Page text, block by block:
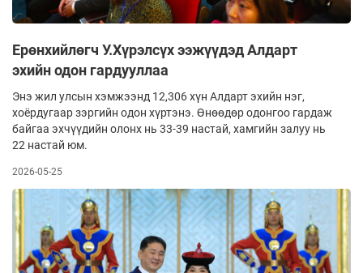
Ерөнхийлөгч У.Хүрэлсүх ээжүүдэд Алдарт
эхийн одон гардууллаа
Энэ жил улсын хэмжээнд 12,306 хүн Алдарт эхийн нэг,
хоёрдугаар зэргийн одон хүртэнэ. Өнөөдөр одонгоо гардаж
байгаа эхчүүдийн олонх нь 33-39 настай, хамгийн залуу нь
22 настай юм.
2026-05-25